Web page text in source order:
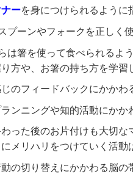
ーを身につけられるように
プーンやフォークを正しく使
は箸を使って食べられるよ
方や、お箸の持ち方を学習
のフィードバックにかかわ
ンニングや知的活動にかか
った後のお片付けも大切な
メリハリをつけていく活動
の切り替えにかかわる脳